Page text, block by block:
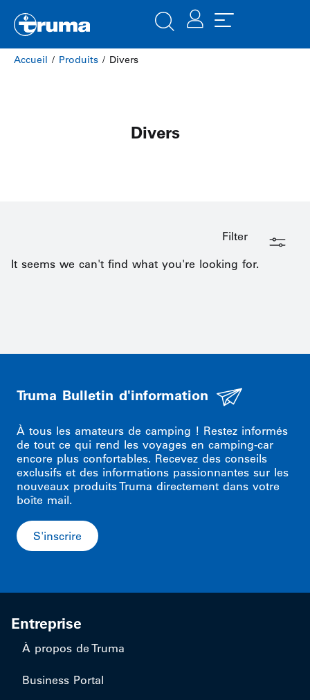
Accueil / Produits / Divers
Divers
Filter
It seems we can't find what you're looking for.
Truma Bulletin d'information
À tous les amateurs de camping ! Restez informés
de tout ce qui rend les voyages en camping-car
encore plus confortables. Recevez des conseils
exclusifs et des informations passionnantes sur les
nouveaux produits Truma directement dans votre
boîte mail.
S'inscrire
Entreprise
À propos de Truma
Business Portal